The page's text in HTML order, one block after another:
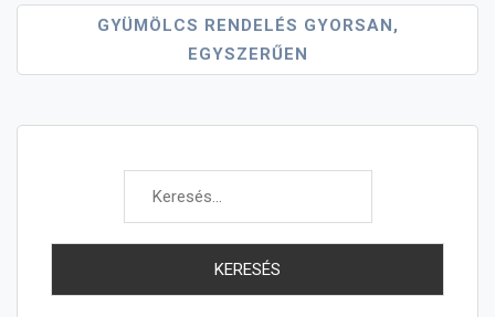
Bejegyzés
Navigáció
GYÜMÖLCS RENDELÉS GYORSAN,
EGYSZERŰEN
Keresés: